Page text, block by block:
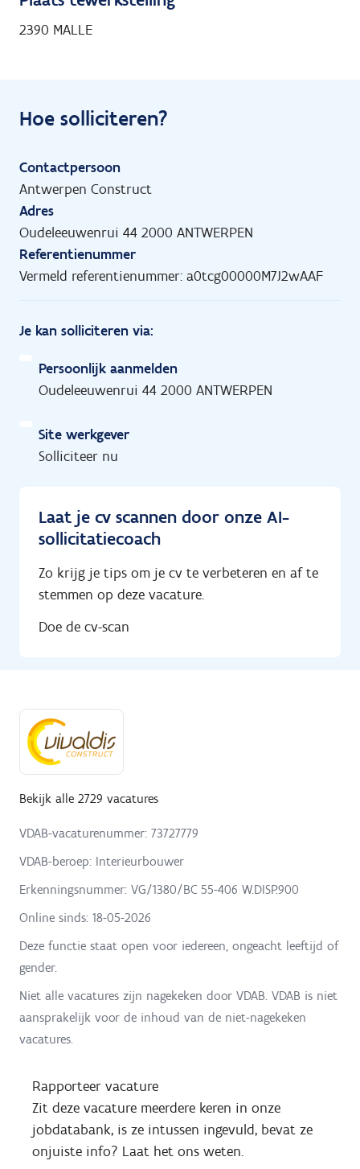
2390 MALLE
Hoe solliciteren?
Contactpersoon
Antwerpen Construct
Adres
Oudeleeuwenrui 44 2000 ANTWERPEN
Referentienummer
Vermeld referentienummer: a0tcg00000M7J2wAAF
Je kan solliciteren via:
Persoonlijk aanmelden
Oudeleeuwenrui 44 2000 ANTWERPEN
Site werkgever
Solliciteer nu
Laat je cv scannen door onze AI-
sollicitatiecoach
Zo krijg je tips om je cv te verbeteren en af te
stemmen op deze vacature.
Doe de cv-scan
Bekijk alle 2729 vacatures
VDAB-vacaturenummer: 73727779
VDAB-beroep: Interieurbouwer
Erkenningsnummer: VG/1380/BC 55-406 W.DISP.900
Online sinds: 18-05-2026
Deze functie staat open voor iedereen, ongeacht leeftijd of
gender.
Niet alle vacatures zijn nagekeken door VDAB. VDAB is niet
aansprakelijk voor de inhoud van de niet-nagekeken
vacatures.
Rapporteer vacature
Zit deze vacature meerdere keren in onze
jobdatabank, is ze intussen ingevuld, bevat ze
onjuiste info? Laat het ons weten.